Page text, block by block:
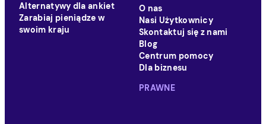
Alternatywy dla ankiet
Zarabiaj pieniądze w
swoim kraju
O nas
Nasi Użytkownicy
Skontaktuj się z nami
Blog
Centrum pomocy
Dla biznesu
PRAWNE